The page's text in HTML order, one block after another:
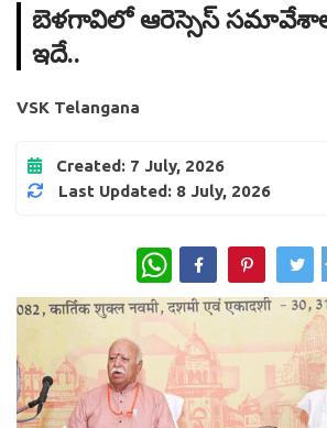
బెళగావిలో ఆరెస్సెస్
ఇదే..
VSK Telangana
Created: 7 July, 2026
Last Updated: 8 July, 2026
WhatsApp